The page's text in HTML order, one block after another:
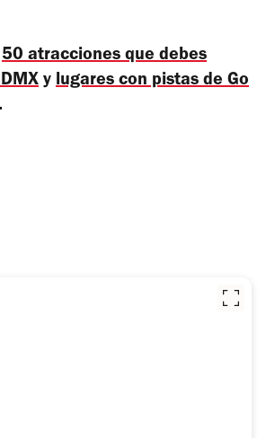
50 atracciones que debes
y lugares con pistas de Go
.